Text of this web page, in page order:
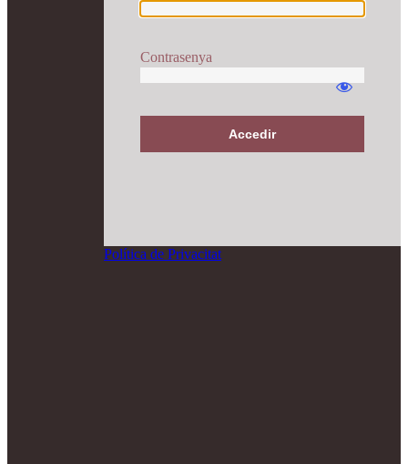
Contrasenya
Política de Privacitat